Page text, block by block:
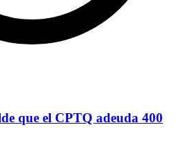
que el CPTQ adeuda 400